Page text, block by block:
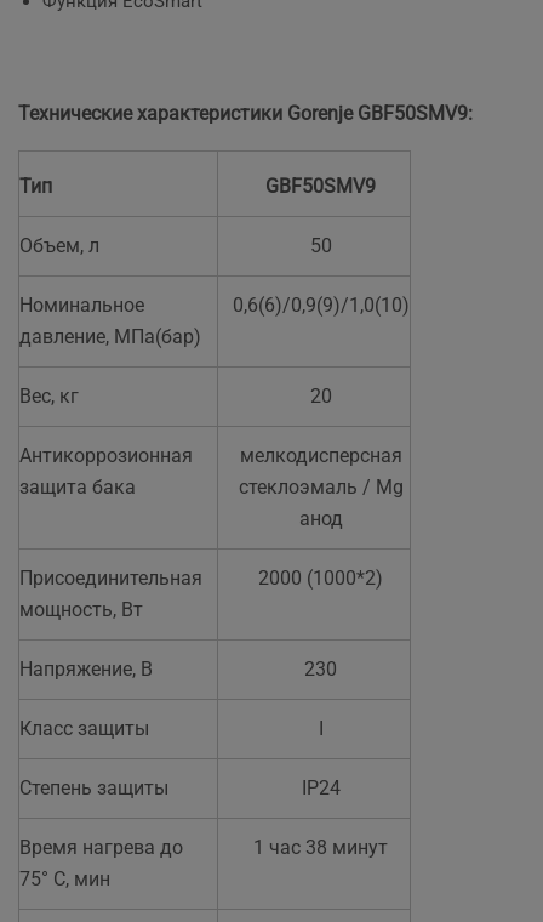
Технические характеристики Gorenje GBF50SMV9:
Тип GBF50SMV9
Объем, л 50
Номинальное
давление, МПа(бар)
0,6(6)/0,9(9)/1,0(10)
Вес, кг 20
Антикоррозионная
защита бака
мелкодисперсная
стеклоэмаль / Mg
анод
Присоединительная
мощность, Вт
2000 (1000*2)
Напряжение, В 230
Класс защиты
Степень защиты IP24
Время нагрева до
75° С, мин
1 час 38 минут